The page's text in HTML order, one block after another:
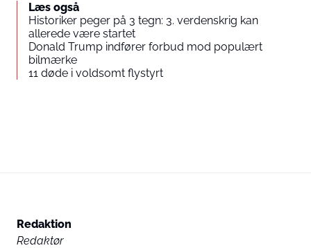
Læs også
Historiker peger på 3 tegn: 3. verdenskrig kan
allerede være startet
Donald Trump indfører forbud mod populært
bilmærke
11 døde i voldsomt flystyrt
Redaktion
Redaktør